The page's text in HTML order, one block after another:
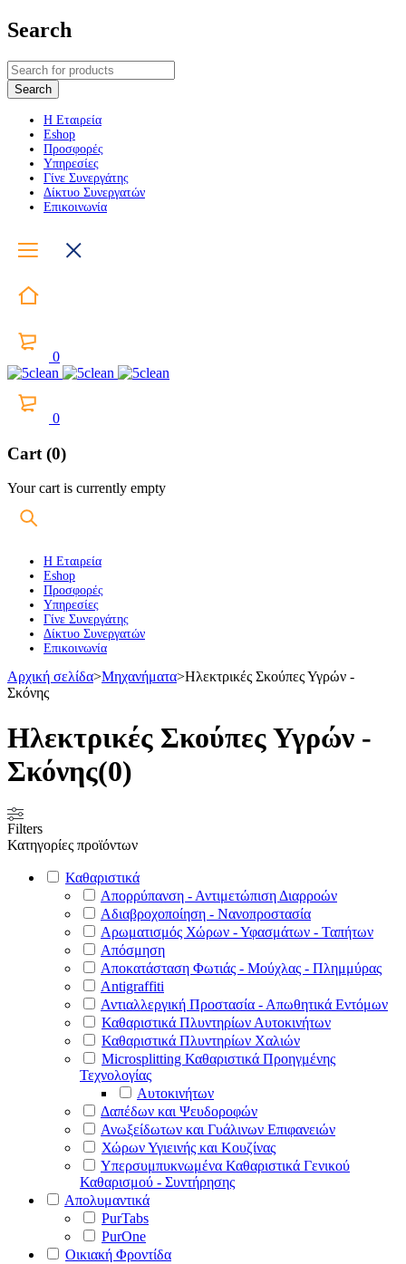
Search
Η Εταιρεία
Eshop
Προσφορές
Υπηρεσίες
Γίνε Συνεργάτης
Δίκτυο Συνεργατών
Επικοινωνία
0
0
Cart (0)
Your cart is currently empty
Η Εταιρεία
Eshop
Προσφορές
Υπηρεσίες
Γίνε Συνεργάτης
Δίκτυο Συνεργατών
Επικοινωνία
Αρχική σελίδα>Μηχανήματα>Ηλεκτρικές Σκούπες Υγρών -
Σκόνης
Ηλεκτρικές Σκούπες Υγρών -
Σκόνης(0)
Filters
Κατηγορίες προϊόντων
Καθαριστικά
Απορρύπανση - Αντιμετώπιση Διαρροών
Αδιαβροχοποίηση - Νανοπροστασία
Αρωματισμός Χώρων - Υφασμάτων - Ταπήτων
Απόσμηση
Αποκατάσταση Φωτιάς - Μούχλας - Πλημμύρας
Antigraffiti
Αντιαλλεργική Προστασία - Απωθητικά Εντόμων
Καθαριστικά Πλυντηρίων Αυτοκινήτων
Καθαριστικά Πλυντηρίων Χαλιών
Microsplitting Καθαριστικά Προηγμένης
Τεχνολογίας
Αυτοκινήτων
Δαπέδων και Ψευδοροφών
Ανωξείδωτων και Γυάλινων Επιφανειών
Χώρων Υγιεινής και Κουζίνας
Υπερσυμπυκνωμένα Καθαριστικά Γενικού
Καθαρισμού - Συντήρησης
Απολυμαντικά
PurTabs
PurOne
Οικιακή Φροντίδα